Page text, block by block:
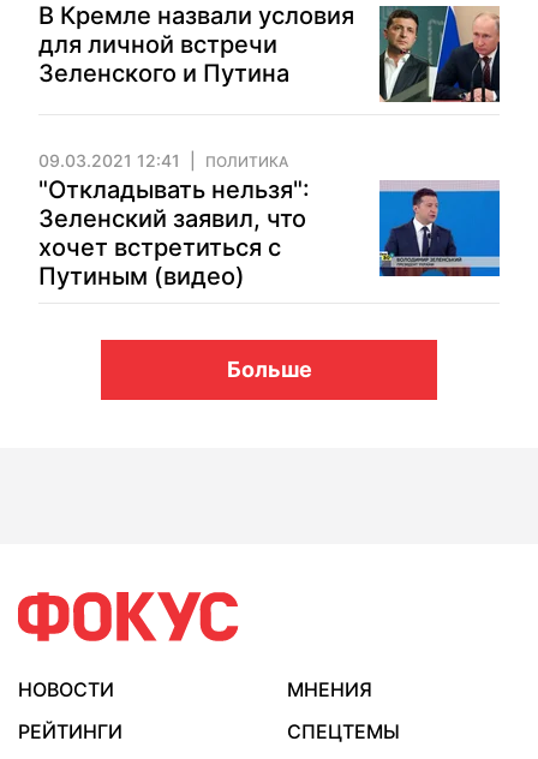
В Кремле назвали условия
для личной встречи
Зеленского и Путина
09.03.2021 12:41 ПОЛИТИКА
"Откладывать нельзя":
Зеленский заявил, что
хочет встретиться с
Путиным (видео)
Больше
НОВОСТИ
МНЕНИЯ
РЕЙТИНГИ
СПЕЦТЕМЫ